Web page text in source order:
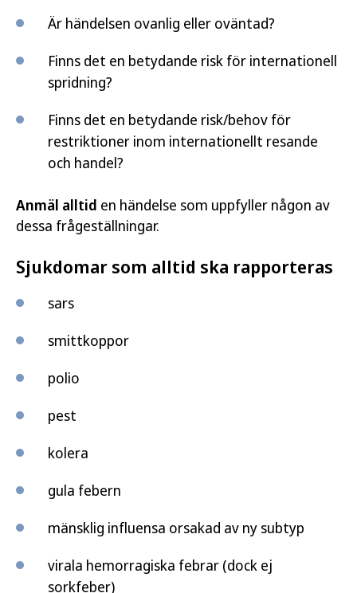
Är händelsen ovanlig eller oväntad?
Finns det en betydande risk för internationell
spridning?
Finns det en betydande risk/behov för
restriktioner inom internationellt resande
och handel?
Anmäl alltid en händelse som uppfyller någon av
dessa frågeställningar.
Sjukdomar som alltid ska rapporteras
sars
smittkoppor
polio
pest
kolera
gula febern
mänsklig influensa orsakad av ny subtyp
virala hemorragiska febrar (dock ej
sorkfeber)